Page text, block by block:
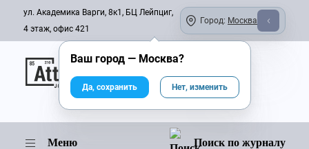
ул. Академика Варги, 8к1, БЦ Лейпциг,
4 этаж, офис 421
Город: Москва
Онлайн-журнал
Меню Поиск по журналу
Ваш город — Москва?
Да, сохранить Нет, изменить